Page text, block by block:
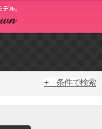
+ 条件で検索